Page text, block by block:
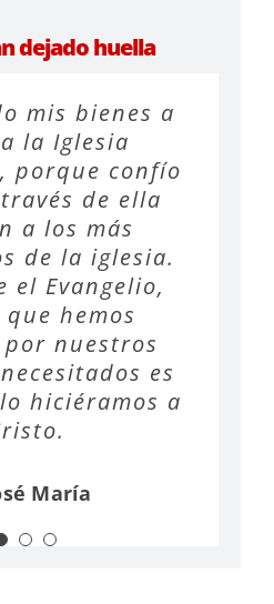
dejado huella
mis bienes a
la Iglesia
porque confío
de ella
a los más
de la iglesia.
el Evangelio,
hemos
por nuestros
es
hiciéramos a
María
conferencia
a la Iglesia
sobre la
de nuestros
en tantos
impresionó
del dolor
a Dios con
Me sentí
en vida
de mi muerte,
presentes en
a la Iglesia
como
al descubrir
Quise
a su
el día que
mis bienes
más lo
Manuel